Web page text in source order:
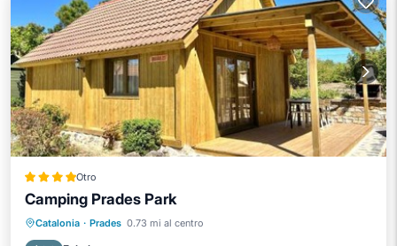
Otro
Camping Prades Park
Catalonia · Prades 0.73 mi al centro
Piscina privada
Frente al mar